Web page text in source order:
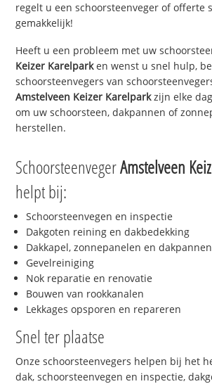
regelt u een schoorsteenveger of offerte
gemakkelijk!
Heeft u een probleem met uw
Keizer Karelparken wenst u snel hulp,
schoorsteenvegers van
Amstelveen Keizer Karelparkzijn elke
om uw schoorsteen, dakpannen of
herstellen.
SchoorsteenvegerAmstelveen
helpt bij:
Schoorsteenvegen en inspectie
Dakgoten reining en dakbedekking
Dakkapel, zonnepanelen en
Gevelreiniging
Nok reparatie en renovatie
Bouwen van rookkanalen
Lekkages opsporen en repareren
Snel ter plaatse
Onze schoorsteenvegers helpen bij het
dak, schoorsteenvegen en inspectie,